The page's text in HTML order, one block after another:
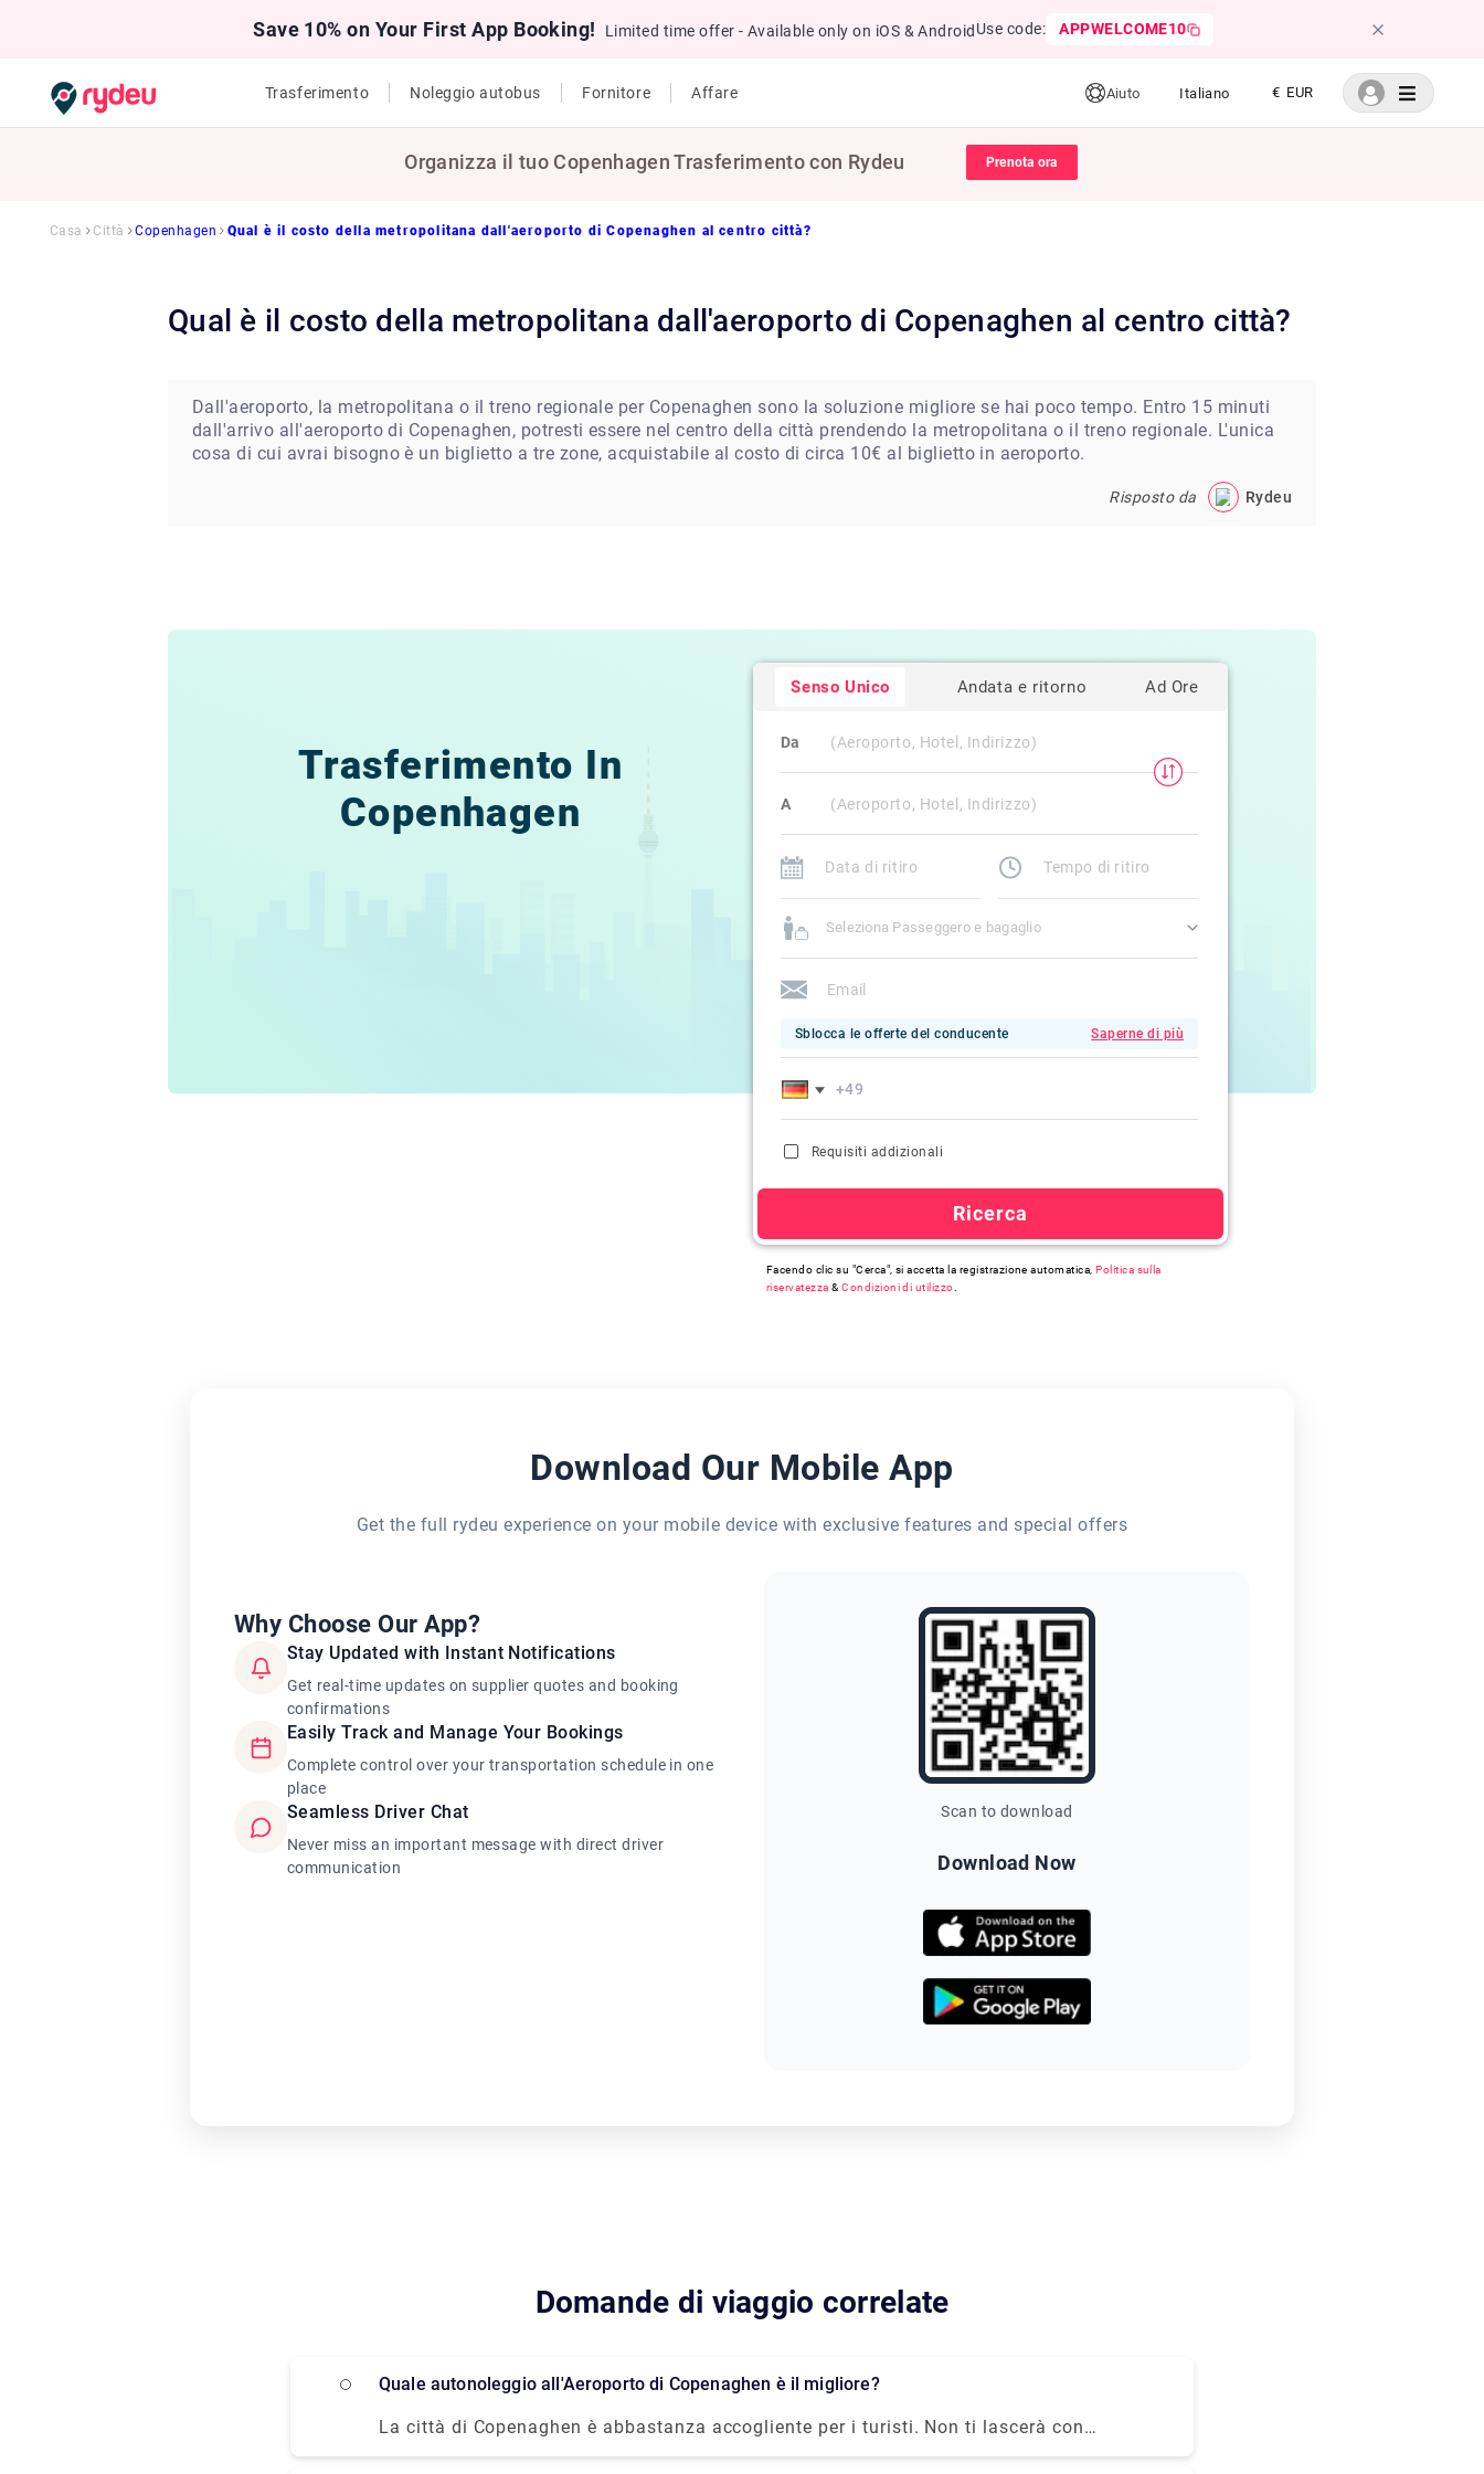
Save 10% on Your First App Booking! Limited time offer - Available only on iOS & Android Use code: APPWELCOME10
Trasferimento Noleggio autobus Fornitore Affare Aiuto Italiano € EUR
Organizza il tuo Copenhagen Trasferimento con Rydeu Prenota ora
Casa Città Copenhagen Qual è il costo della metropolitana dall'aeroporto di Copenaghen al centro città?
Qual è il costo della metropolitana dall'aeroporto di Copenaghen al centro città?
Dall'aeroporto, la metropolitana o il treno regionale per Copenaghen sono la soluzione migliore se hai poco tempo. Entro 15 minuti
dall'arrivo all'aeroporto di Copenaghen, potresti essere nel centro della città prendendo la metropolitana o il treno regionale. L'unica
cosa di cui avrai bisogno è un biglietto a tre zone, acquistabile al costo di circa 10€ al biglietto in aeroporto.
Risposto da Rydeu
Trasferimento In
Copenhagen
Senso Unico Andata e ritorno Ad Ore
Da
A
Seleziona Passeggero e bagaglio
Sblocca le offerte del conducente Saperne di più
Requisiti addizionali
Ricerca
Facendo clic su "Cerca", si accetta la registrazione automatica, Politica sulla
riservatezza &Condizioni di utilizzo
Download Our Mobile App
Get the full rydeu experience on your mobile device with exclusive features and special offers
Why Choose Our App?
Stay Updated with Instant Notifications
Get real-time updates on supplier quotes and booking
confirmations
Easily Track and Manage Your Bookings
Complete control over your transportation schedule in one
place
Seamless Driver Chat
Never miss an important message with direct driver
communication
Scan to download
Download Now
Domande di viaggio correlate
Quale autonoleggio all'Aeroporto di Copenaghen è il migliore?
La città di Copenaghen è abbastanza accogliente per i turisti. Non ti lascerà con
la bocca secca o il portafoglio gonfio. I turisti possono spostarsi per la città